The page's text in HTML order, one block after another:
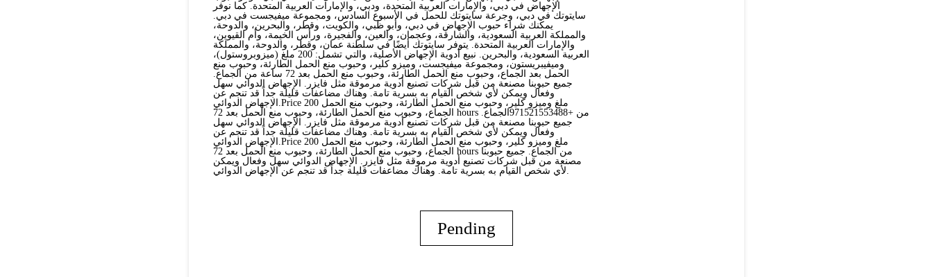
الإجهاض في دبي، والإمارات العربية المتحدة، ودبي، والإمارات العربية المتحدة. كما نوفر
سايتوتك في دبي، وجرعة سايتوتك للحمل في الأسبوع السادس، ومجموعة ميفيجست في دبي.
يمكنك شراء حبوب الإجهاض في دبي، وأبو ظبي، والكويت، وقطر، والبحرين، والدوحة،
والمملكة العربية السعودية، والشارقة، وعجمان، والعين، والفجيرة، ورأس الخيمة، وأم القيوين،
والإمارات العربية المتحدة. يتوفر سايتوتك أيضًا في سلطنة عمان، وقطر، والدوحة، والمملكة
العربية السعودية، والبحرين. نبيع أدوية الإجهاض الأصلية، والتي تشمل: 200 ملغ (ميزوبروستول)،
وميفيبريستون، ومجموعة ميفيجست، وميزو كلير، وحبوب منع الحمل الطارئة، وحبوب منع
الحمل بعد الجماع، وحبوب منع الحمل الطارئة، وحبوب منع الحمل بعد 72 ساعة من الجماع.
جميع حبوبنا مصنعة من قبل شركات تصنيع أدوية مرموقة مثل فايزر. الإجهاض الدوائي سهل
وفعال ويمكن لأي شخص القيام به بسرية تامة. وهناك مضاعفات قليلة جداً قد تنجم عن
الإجهاض الدوائي.Price 200 ملغ وميزو كلير، وحبوب منع الحمل الطارئة، وحبوب منع الحمل
الجماع، وحبوب منع الحمل الطارئة، وحبوب منع الحمل بعد 72 hours من +971521553488الجماع.
جميع حبوبنا مصنعة من قبل شركات تصنيع أدوية مرموقة مثل فايزر. الإجهاض الدوائي سهل
وفعال ويمكن لأي شخص القيام به بسرية تامة. وهناك مضاعفات قليلة جداً قد تنجم عن
الإجهاض الدوائي.Price 200 ملغ وميزو كلير، وحبوب منع الحمل الطارئة، وحبوب منع الحمل
الجماع، وحبوب منع الحمل الطارئة، وحبوب منع الحمل بعد 72 hours من الجماع. جميع حبوبنا
مصنعة من قبل شركات تصنيع أدوية مرموقة مثل فايزر. الإجهاض الدوائي سهل وفعال ويمكن
لأي شخص القيام به بسرية تامة. وهناك مضاعفات قليلة جداً قد تنجم عن الإجهاض الدوائي.
Pending